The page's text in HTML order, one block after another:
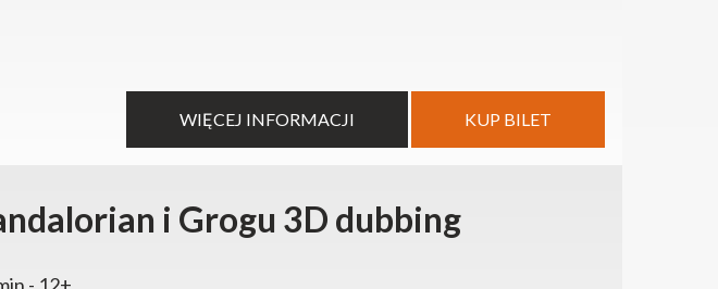
WIĘCEJ INFORMACJI KUP BILET
i Grogu 3D dubbing